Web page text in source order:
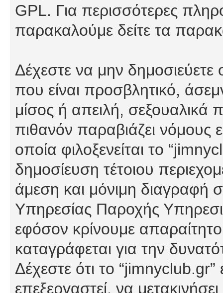
GPL. Για περισσότερες
παρακαλούμε δείτε τα
Δέχεστε να μην
που είναι προσβλητικό,
μίσος ή απειλή, σεξουαλικά
πιθανόν παραβιάζει νόμους
οποία φιλοξενείται το
δημοσίευση τέτοιου
άμεση και μόνιμη διαγραφή
Υπηρεσίας Παροχής
εφόσον κρίνουμε
καταγράφεται για την
Δέχεστε ότι το
επεξεργαστεί, να